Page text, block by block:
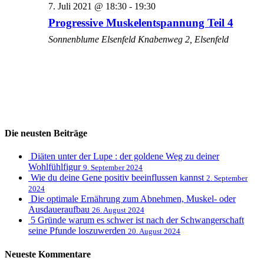
7. Juli 2021 @ 18:30- 19:30
Progressive Muskelentspannung Teil 4
Sonnenblume Elsenfeld Knabenweg 2, Elsenfeld
Die neusten Beiträge
Diäten unter der Lupe : der goldene Weg zu deiner
Wohlfühlfigur 9. September 2024
Wie du deine Gene positiv beeinflussen kannst 2. September
2024
Die optimale Ernährung zum Abnehmen, Muskel- oder
Ausdaueraufbau 26. August 2024
5 Gründe warum es schwer ist nach der Schwangerschaft
seine Pfunde loszuwerden 20. August 2024
Neueste Kommentare